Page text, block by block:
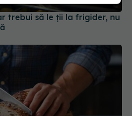
trebui să le ții la frigider, nu